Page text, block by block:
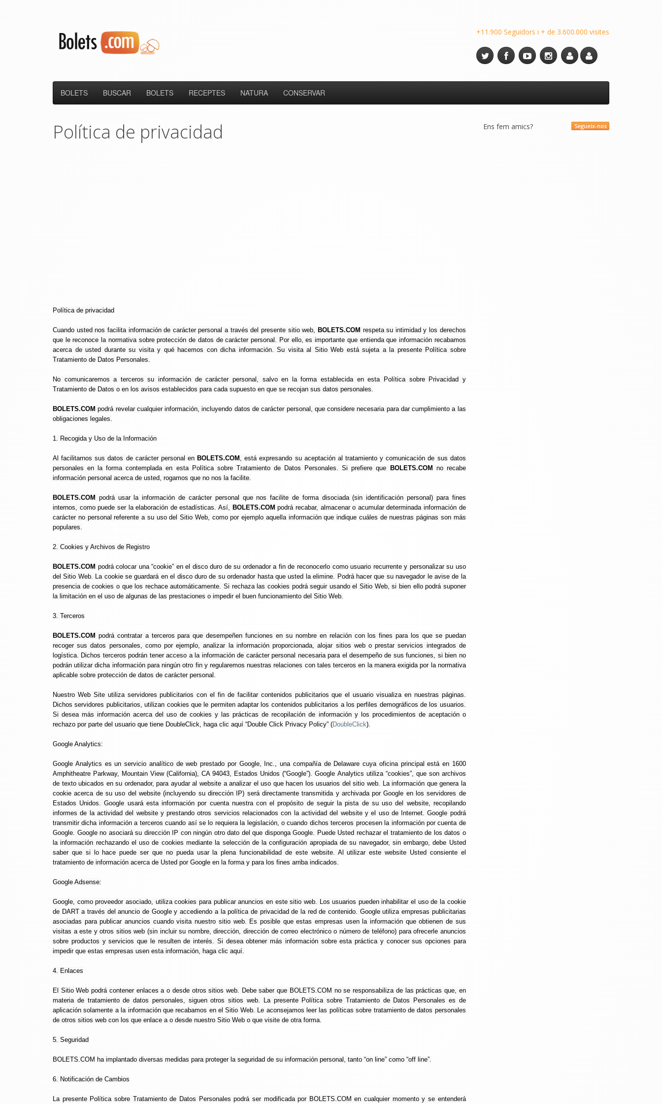
+11.900 Seguidors i + de 3.600.000 visites
BOLETS BUSCAR BOLETS RECEPTES NATURA CONSERVAR
Política de privacidad
Política de privacidad
Cuando usted nos facilita información de carácter personal a través del presente sitio web, BOLETS.COM respeta su intimidad y los derechos
que le reconoce la normativa sobre protección de datos de carácter personal. Por ello, es importante que entienda que información recabamos
acerca de usted durante su visita y qué hacemos con dicha información. Su visita al Sitio Web está sujeta a la presente Política sobre
Tratamiento de Datos Personales.
No comunicaremos a terceros su información de carácter personal, salvo en la forma establecida en esta Política sobre Privacidad y
Tratamiento de Datos o en los avisos establecidos para cada supuesto en que se recojan sus datos personales.
BOLETS.COM podrá revelar cualquier información, incluyendo datos de carácter personal, que considere necesaria para dar cumplimiento a las
obligaciones legales.
1. Recogida y Uso de la Información
Al facilitarnos sus datos de carácter personal en BOLETS.COM , está expresando su aceptación al tratamiento y comunicación de sus datos
personales en la forma contemplada en esta Política sobre Tratamiento de Datos Personales. Si prefiere que
BOLETS.COM no recabe
información personal acerca de usted, rogamos que no nos la facilite.
BOLETS.COM podrá usar la información de carácter personal que nos facilite de forma disociada (sin identificación personal) para fines
internos, como puede ser la elaboración de estadísticas. Así, BOLETS.COM podrá recabar, almacenar o acumular determinada información de
carácter no personal referente a su uso del Sitio Web, como por ejemplo aquella información que indique cuáles de nuestras páginas son más
populares.
2. Cookies y Archivos de Registro
BOLETS.COM podrá colocar una “cookie” en el disco duro de su ordenador a fin de reconocerlo como usuario recurrente y personalizar su uso
del Sitio Web. La cookie se guardará en el disco duro de su ordenador hasta que usted la elimine. Podrá hacer que su navegador le avise de la
presencia de cookies o que los rechace automáticamente. Si rechaza las cookies podrá seguir usando el Sitio Web, si bien ello podrá suponer
la limitación en el uso de algunas de las prestaciones o impedir el buen funcionamiento del Sitio Web.
3. Terceros
BOLETS.COM podrá contratar a terceros para que desempeñen funciones en su nombre en relación con los fines para los que se puedan
recoger sus datos personales, como por ejemplo, analizar la información proporcionada, alojar sitios web o prestar servicios integrados de
logística. Dichos terceros podrán tener acceso a la información de carácter personal necesaria para el desempeño de sus funciones, si bien no
podrán utilizar dicha información para ningún otro fin y regularemos nuestras relaciones con tales terceros en la manera exigida por la normativa
aplicable sobre protección de datos de carácter personal.
Nuestro Web Site utiliza servidores publicitarios con el fin de facilitar contenidos publicitarios que el usuario visualiza en nuestras páginas.
Dichos servidores publicitarios, utilizan cookies que le permiten adaptar los contenidos publicitarios a los perfiles demográficos de los usuarios.
Si desea más información acerca del uso de cookies y las prácticas de recopilación de información y los procedimientos de aceptación o
rechazo por parte del usuario que tiene DoubleClick, haga clic aquí “Double Click Privacy Policy” (DoubleClick).
Google Analytics:
Google Analytics es un servicio analítico de web prestado por Google, Inc., una compañía de Delaware cuya oficina principal está en 1600
Amphitheatre Parkway, Mountain View (California), CA 94043, Estados Unidos (“Google”). Google Analytics utiliza “cookies”, que son archivos
de texto ubicados en su ordenador, para ayudar al website a analizar el uso que hacen los usuarios del sitio web. La información que genera la
cookie acerca de su uso del website (incluyendo su dirección IP) será directamente transmitida y archivada por Google en los servidores de
Estados Unidos. Google usará esta información por cuenta nuestra con el propósito de seguir la pista de su uso del website, recopilando
informes de la actividad del website y prestando otros servicios relacionados con la actividad del website y el uso de Internet. Google podrá
transmitir dicha información a terceros cuando así se lo requiera la legislación, o cuando dichos terceros procesen la información por cuenta de
Google. Google no asociará su dirección IP con ningún otro dato del que disponga Google. Puede Usted rechazar el tratamiento de los datos o
la información rechazando el uso de cookies mediante la selección de la configuración apropiada de su navegador, sin embargo, debe Usted
saber que si lo hace puede ser que no pueda usar la plena funcionabilidad de este website. Al utilizar este website Usted consiente el
tratamiento de información acerca de Usted por Google en la forma y para los fines arriba indicados.
Google Adsense:
Google, como proveedor asociado, utiliza cookies para publicar anuncios en este sitio web. Los usuarios pueden inhabilitar el uso de la cookie
de DART a través del anuncio de Google y accediendo a la política de privacidad de la red de contenido. Google utiliza empresas publicitarias
asociadas para publicar anuncios cuando visita nuestro sitio web. Es posible que estas empresas usen la información que obtienen de sus
visitas a este y otros sitios web (sin incluir su nombre, dirección, dirección de correo electrónico o número de teléfono) para ofrecerle anuncios
sobre productos y servicios que le resulten de interés. Si desea obtener más información sobre esta práctica y conocer sus opciones para
impedir que estas empresas usen esta información, haga clic aquí.
4. Enlaces
El Sitio Web podrá contener enlaces a o desde otros sitios web. Debe saber que BOLETS.COM no se responsabiliza de las prácticas que, en
materia de tratamiento de datos personales, siguen otros sitios web. La presente Política sobre Tratamiento de Datos Personales es de
aplicación solamente a la información que recabamos en el Sitio Web. Le aconsejamos leer las políticas sobre tratamiento de datos personales
de otros sitios web con los que enlace a o desde nuestro Sitio Web o que visite de otra forma.
5. Seguridad
BOLETS.COM ha implantado diversas medidas para proteger la seguridad de su información personal, tanto “on line” como “off line”.
6. Notificación de Cambios
La presente Política sobre Tratamiento de Datos Personales podrá ser modificada por BOLETS.COM en cualquier momento y se entenderá
Segueix-nos
Ens fem amics?